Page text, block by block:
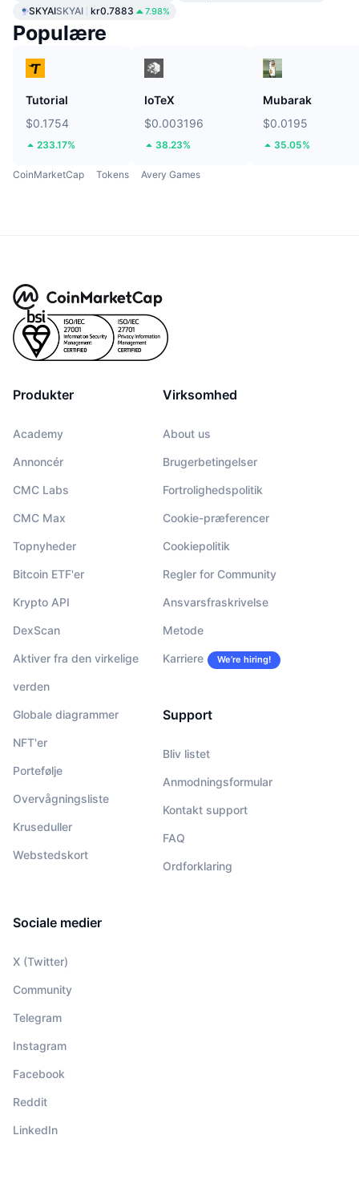
SKYAISKYAI kr0.7883 7.98%
Populære
Tutorial
$0.1754
233.17%
IoTeX
$0.003196
38.23%
Mubarak
$0.0195
35.05%
CoinMarketCap Tokens Avery Games
Produkter
Academy
Annoncér
CMC Labs
CMC Max
Topnyheder
Bitcoin ETF'er
Krypto API
DexScan
Aktiver fra den virkelige
verden
Globale diagrammer
NFT'er
Portefølje
Overvågningsliste
Kruseduller
Webstedskort
Virksomhed
About us
Brugerbetingelser
Fortrolighedspolitik
Cookie-præferencer
Cookiepolitik
Regler for Community
Ansvarsfraskrivelse
Metode
Karriere We’re hiring!
Support
Bliv listet
Anmodningsformular
Kontakt support
FAQ
Ordforklaring
Sociale medier
X (Twitter)
Community
Telegram
Instagram
Facebook
Reddit
LinkedIn